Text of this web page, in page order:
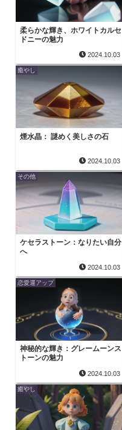
柔らかな輝き、ホワイトカルセ
ドニーの魅力
2024.10.03
癒やし
煙水晶： 謎めく美しさの石
2024.10.03
その他
ケセラストーン：なりたい自分
へ
2024.10.03
恋愛運アップ
神秘的な輝き：グレームーンス
トーンの魅力
2024.10.03
癒やし